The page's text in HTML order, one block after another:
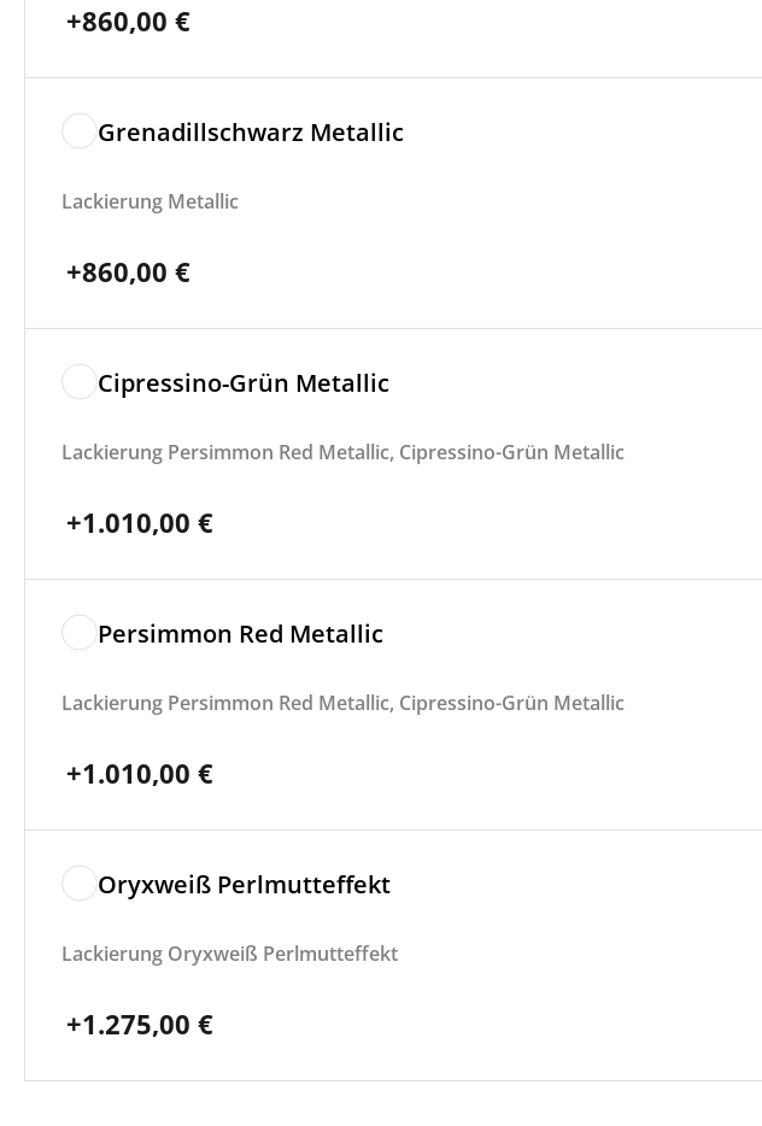
+860,00 €
Grenadillschwarz Metallic
Lackierung Metallic
+860,00 €
Cipressino-Grün Metallic
Lackierung Persimmon Red Metallic, Cipressino-Grün Metallic
+1.010,00 €
Persimmon Red Metallic
Lackierung Persimmon Red Metallic, Cipressino-Grün Metallic
+1.010,00 €
Oryxweiß Perlmutteffekt
Lackierung Oryxweiß Perlmutteffekt
+1.275,00 €